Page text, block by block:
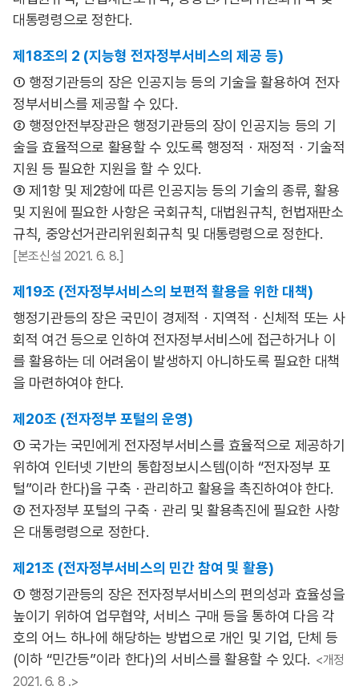
대통령령으로 정한다.
제18조의 2 (지능형 전자정부서비스의 제공 등)
① 행정기관등의 장은 인공지능 등의 기술을 활용하여 전자
정부서비스를 제공할 수 있다.
② 행정안전부장관은 행정기관등의 장이 인공지능 등의 기
술을 효율적으로 활용할 수 있도록 행정적ㆍ재정적ㆍ기술적
지원 등 필요한 지원을 할 수 있다.
③ 제1항 및 제2항에 따른 인공지능 등의 기술의 종류, 활용
및 지원에 필요한 사항은 국회규칙, 대법원규칙, 헌법재판소
규칙, 중앙선거관리위원회규칙 및 대통령령으로 정한다.
[본조신설 2021. 6. 8.]
제19조 (전자정부서비스의 보편적 활용을 위한 대책)
행정기관등의 장은 국민이 경제적ㆍ지역적ㆍ신체적 또는 사
회적 여건 등으로 인하여 전자정부서비스에 접근하거나 이
를 활용하는 데 어려움이 발생하지 아니하도록 필요한 대책
을 마련하여야 한다.
제20조 (전자정부 포털의 운영)
① 국가는 국민에게 전자정부서비스를 효율적으로 제공하기
위하여 인터넷 기반의 통합정보시스템(이하 “전자정부 포
털”이라 한다)을 구축ㆍ관리하고 활용을 촉진하여야 한다.
② 전자정부 포털의 구축ㆍ관리 및 활용촉진에 필요한 사항
은 대통령령으로 정한다.
제21조 (전자정부서비스의 민간 참여 및 활용)
① 행정기관등의 장은 전자정부서비스의 편의성과 효율성을
높이기 위하여 업무협약, 서비스 구매 등을 통하여 다음 각
호의 어느 하나에 해당하는 방법으로 개인 및 기업, 단체 등
(이하 “민간등”이라 한다)의 서비스를 활용할 수 있다. <개정
2021. 6. 8 .>